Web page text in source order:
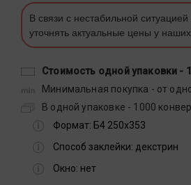
В связи с нестабильной
уточнять актуальные цены у
Стоимость одной упаковки -
Минимальная покупка - от
В одной упаковке - 1000
Формат: Б4 250х353
Способ заклейки: декстрин
Окно: нет